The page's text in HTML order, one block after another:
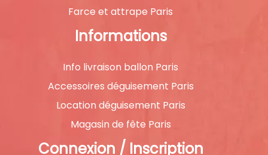
Farce et attrape Paris
Informations
Info livraison ballon Paris
Accessoires déguisement Paris
Location déguisement Paris
Magasin de fête Paris
Connexion / Inscription